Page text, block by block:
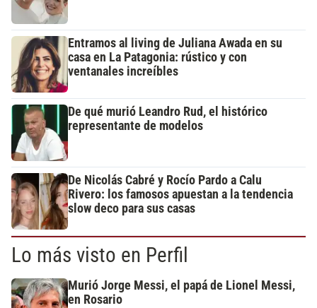
Entramos al living de Juliana Awada en su
casa en La Patagonia: rústico y con
ventanales increíbles
De qué murió Leandro Rud, el histórico
representante de modelos
De Nicolás Cabré y Rocío Pardo a Calu
Rivero: los famosos apuestan a la tendencia
slow deco para sus casas
Lo más visto en Perfil
Murió Jorge Messi, el papá de Lionel Messi,
en Rosario